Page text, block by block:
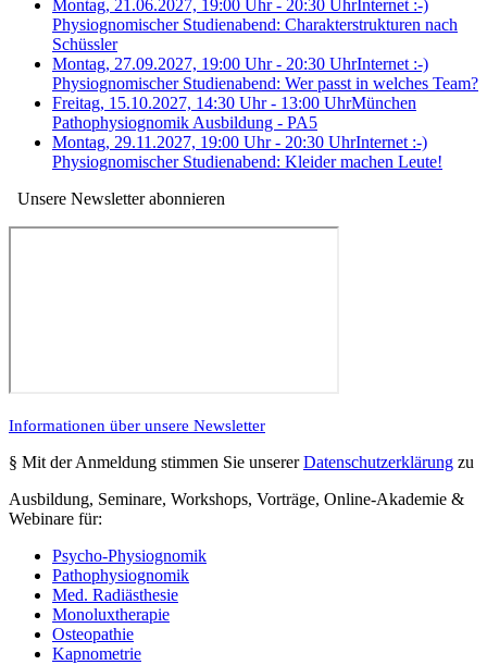
Montag, 21.06.2027, 19:00 Uhr - 20:30 UhrInternet :-)
Physiognomischer Studienabend: Charakterstrukturen nach
Schüssler
Montag, 27.09.2027, 19:00 Uhr - 20:30 UhrInternet :-)
Physiognomischer Studienabend: Wer passt in welches Team?
Freitag, 15.10.2027, 14:30 Uhr - 13:00 UhrMünchen
Pathophysiognomik Ausbildung - PA5
Montag, 29.11.2027, 19:00 Uhr - 20:30 UhrInternet :-)
Physiognomischer Studienabend: Kleider machen Leute!
Unsere Newsletter abonnieren
Informationen über unsere Newsletter
§ Mit der Anmeldung stimmen Sie unsererDatenschutzerklärung zu
Ausbildung, Seminare, Workshops, Vorträge, Online-Akademie &
Webinare für:
Psycho-Physiognomik
Pathophysiognomik
Med. Radiästhesie
Monoluxtherapie
Osteopathie
Kapnometrie